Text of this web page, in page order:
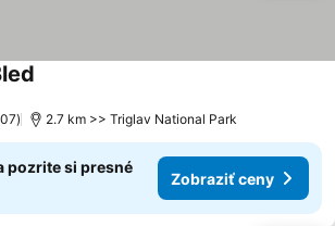
2.7 km >> Triglav National Park
pozrite si presné
Zobraziť ceny